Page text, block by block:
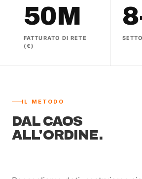
50M
FATTURATO DI RETE
(€)
IL METODO
DAL CAOS
ALL'ORDINE.